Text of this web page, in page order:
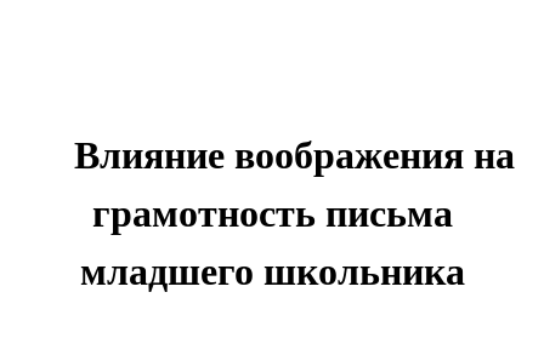
Влияние воображения на
грамотность письма
младшего школьника